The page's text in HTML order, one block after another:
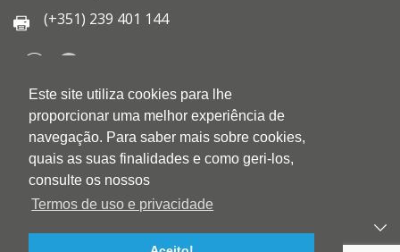
Este site utiliza cookies para lhe
proporcionar uma melhor experiência de
navegação. Para saber mais sobre cookies,
quais as suas finalidades e como geri-los,
consulte os nossos
Termos de uso e privacidade
(+351) 239 401 144
QUEM SOMOS
QUALIDADE
AMBIENTE
BLOG
CONTACTOS